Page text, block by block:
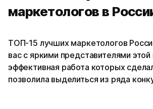
маркетологов в
ТОП-15 лучших маркетологов
вас с яркими представителями
эффективная работа которых
позволила выделиться из ряда